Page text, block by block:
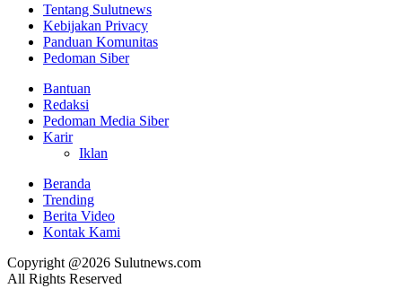
Tentang Sulutnews
Kebijakan Privacy
Panduan Komunitas
Pedoman Siber
Bantuan
Redaksi
Pedoman Media Siber
Karir
Iklan
Beranda
Trending
Berita Video
Kontak Kami
Copyright @2026 Sulutnews.com
All Rights Reserved